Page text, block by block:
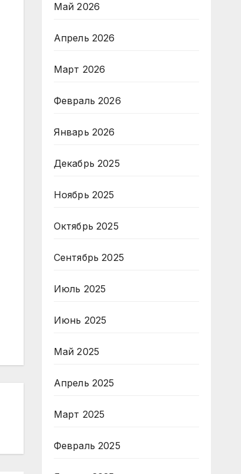
Май 2026
Апрель 2026
Март 2026
Февраль 2026
Январь 2026
Декабрь 2025
Ноябрь 2025
Октябрь 2025
Сентябрь 2025
Июль 2025
Июнь 2025
Май 2025
Апрель 2025
Март 2025
Февраль 2025